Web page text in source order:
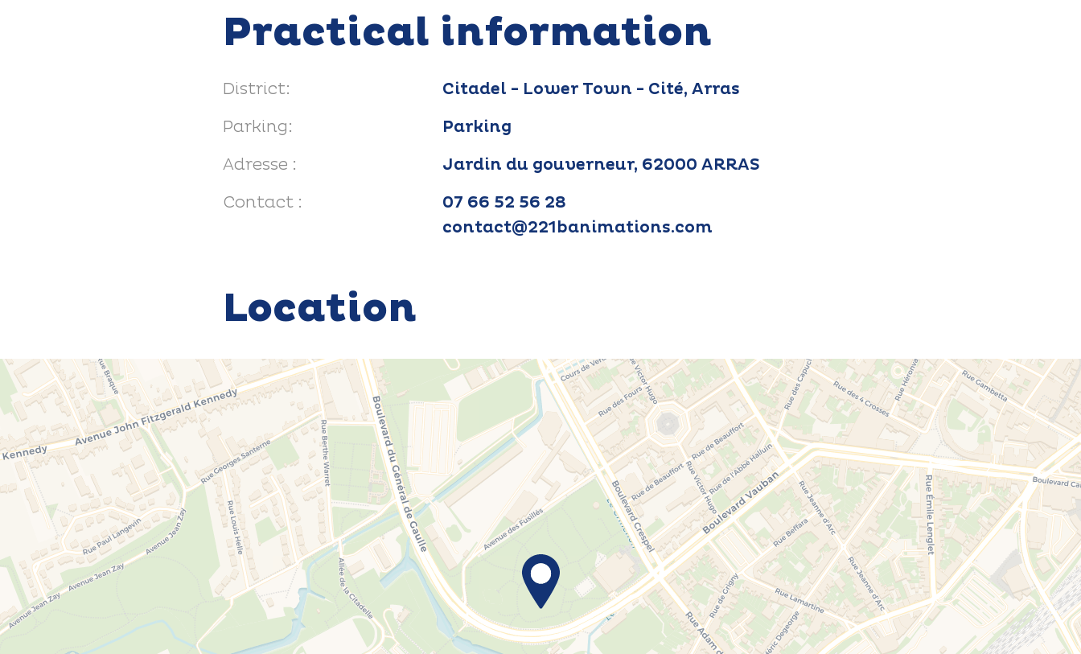
Practical information
District:
Citadel - Lower Town - Cité, Arras
Parking:
Parking
Adresse :
Jardin du gouverneur, 62000 ARRAS
Contact :
07 66 52 56 28
contact@221banimations.com
Location